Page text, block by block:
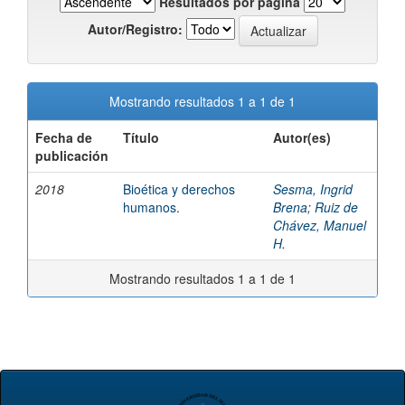
Autor/Registro:
Mostrando resultados 1 a 1 de 1
Fecha de
publicación
Título Autor(es)
2018
Bioética y derechos
humanos.
Sesma, Ingrid
Brena; Ruiz de
Chávez, Manuel
H.
Mostrando resultados 1 a 1 de 1